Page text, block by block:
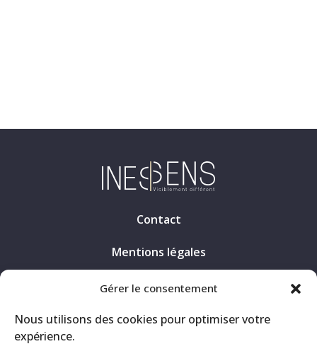
Gérer le consentement
Nous utilisons des cookies pour optimiser votre
expérience.
Contact
Mentions légales
Politique de confidentialité